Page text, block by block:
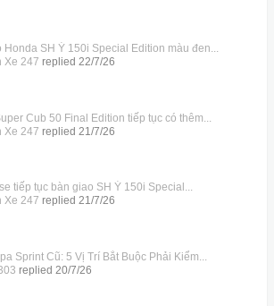
Honda SH Ý 150i Special Edition màu đen...
Xe 247 replied 22/7/26
Cub 50 Final Edition tiếp tục có thêm...
Xe 247 replied 21/7/26
tiếp tục bàn giao SH Ý 150i Special...
Xe 247 replied 21/7/26
Sprint Cũ: 5 Vị Trí Bắt Buộc Phải Kiểm...
replied 20/7/26